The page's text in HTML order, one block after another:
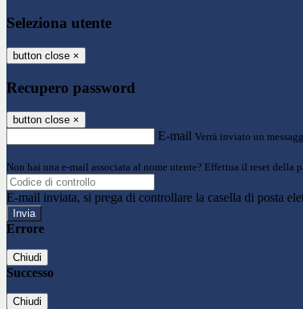
Seleziona utente
button close ×
Recupero password
button close ×
E-mail Verrà inviato un
Non hai una e-mail associata al nome utente? Effettua il reset della
E-mail inviata, si prega di controllare la casella di posta
Errore
Chiudi
Successo
Chiudi